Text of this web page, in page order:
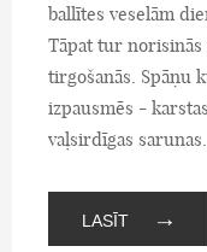
ballītes veselām
Tāpat tur norisinās
tirgošanās. Spāņu
izpausmēs -
vaļsirdīgas sarunas.
LASĪT →